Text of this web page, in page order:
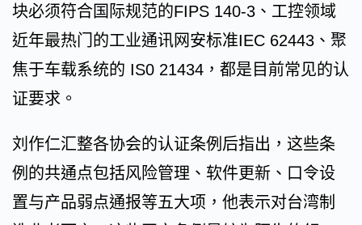
块必须符合国际规范的FIPS 140-3、工控领域
近年最热门的工业通讯网安标准IEC 62443、聚
焦于车载系统的 IS0 21434，都是目前常见的认
证要求。
刘作仁汇整各协会的认证条例后指出，这些条
例的共通点包括风险管理、软件更新、口令设
置与产品弱点通报等五大项，他表示对台湾制